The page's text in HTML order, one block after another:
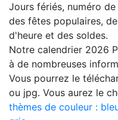
Jours fériés, numéro
des fêtes populaires,
d'heure et des soldes.
Notre calendrier 2026
à de nombreuses
Vous pourrez le
ou jpg. Vous aurez le
thèmes de couleur :